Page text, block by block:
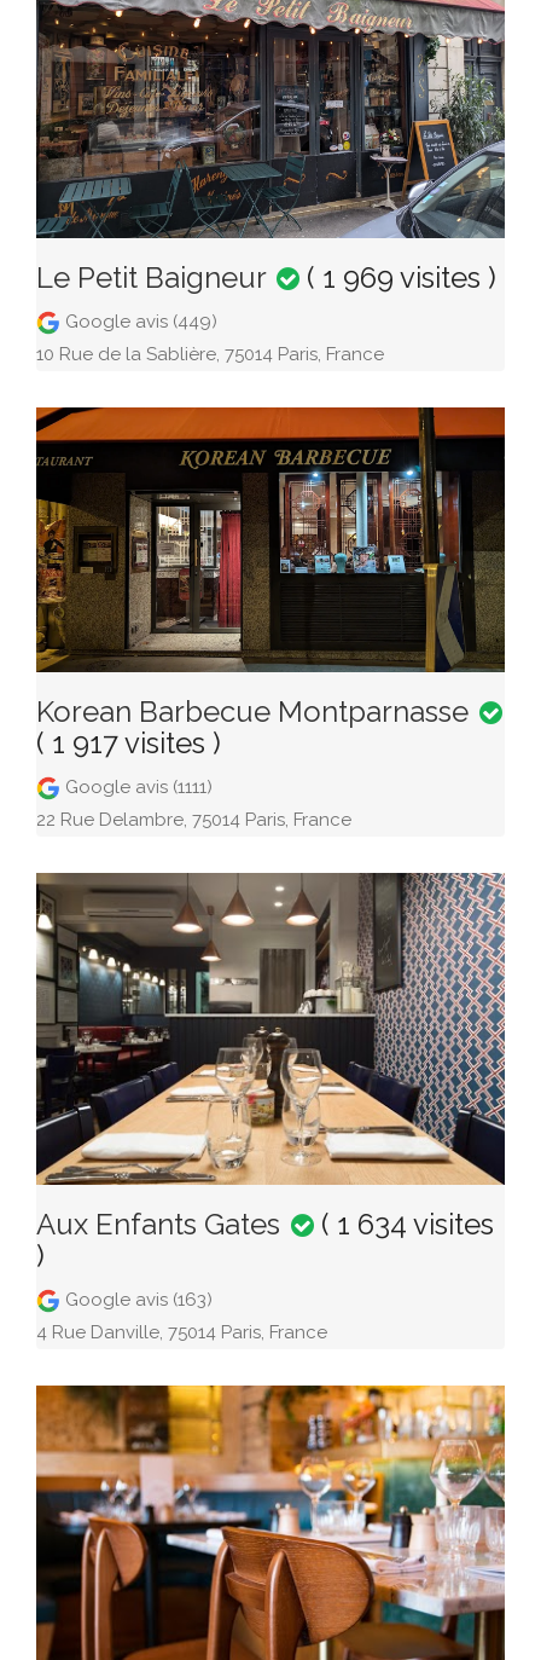
Le Petit Baigneur ( 1 969 visites )
Google avis (449)
10 Rue de la Sablière, 75014 Paris, France
Korean Barbecue Montparnasse
( 1 917 visites )
Google avis (1111)
22 Rue Delambre, 75014 Paris, France
Aux Enfants Gates
( 1 634 visites
)
Google avis (163)
4 Rue Danville, 75014 Paris, France